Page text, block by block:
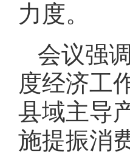
力度。
会议强
度经济工
县域主导
施提振消